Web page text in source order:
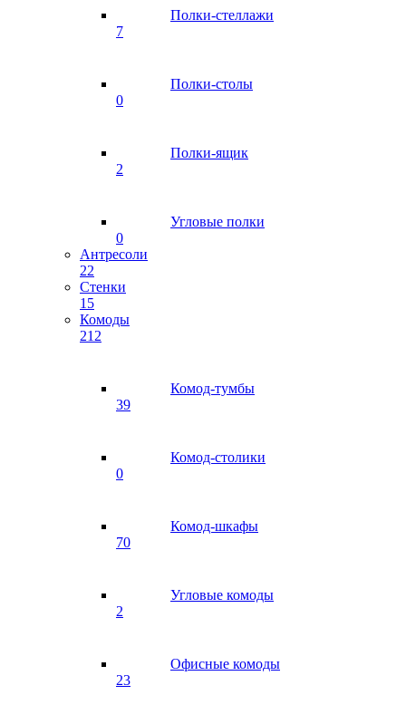
Полки-стеллажи
7
Полки-столы
0
Полки-ящик
2
Угловые полки
0
Антресоли
22
Стенки
15
Комоды
212
Комод-тумбы
39
Комод-столики
0
Комод-шкафы
70
Угловые комоды
2
Офисные комоды
23